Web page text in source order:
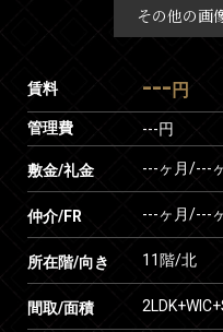
その他の画
賃料 --- 円
管理費 ---円
敷金/礼金 ---ヶ月/---
仲介/FR ---ヶ月/---
所在階/向き 11階/北
間取/面積